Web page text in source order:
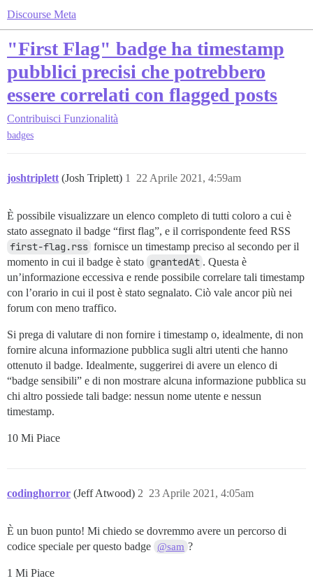
Discourse Meta
"First Flag" badge ha timestamp
pubblici precisi che potrebbero
essere correlati con flagged posts
Contribuisci Funzionalità
badges
joshtriplett (Josh Triplett) 22 Aprile 2021, 4:59am
1
È possibile visualizzare un elenco completo di tutti coloro a cui è
stato assegnato il badge “first flag”, e il corrispondente feed RSS
first-flag.rss fornisce un timestamp preciso al secondo per il
momento in cui il badge è stato grantedAt . Questa è
un’informazione eccessiva e rende possibile correlare tali timestamp
con l’orario in cui il post è stato segnalato. Ciò vale ancor più nei
forum con meno traffico.
Si prega di valutare di non fornire i timestamp o, idealmente, di non
fornire alcuna informazione pubblica sugli altri utenti che hanno
ottenuto il badge. Idealmente, suggerirei di avere un elenco di
“badge sensibili” e di non mostrare alcuna informazione pubblica su
chi altro possiede tali badge: nessun nome utente e nessun
timestamp.
10 Mi Piace
codinghorror (Jeff Atwood) 23 Aprile 2021, 4:05am
2
È un buon punto! Mi chiedo se dovremmo avere un percorso di
codice speciale per questo badge @sam ?
1 Mi Piace